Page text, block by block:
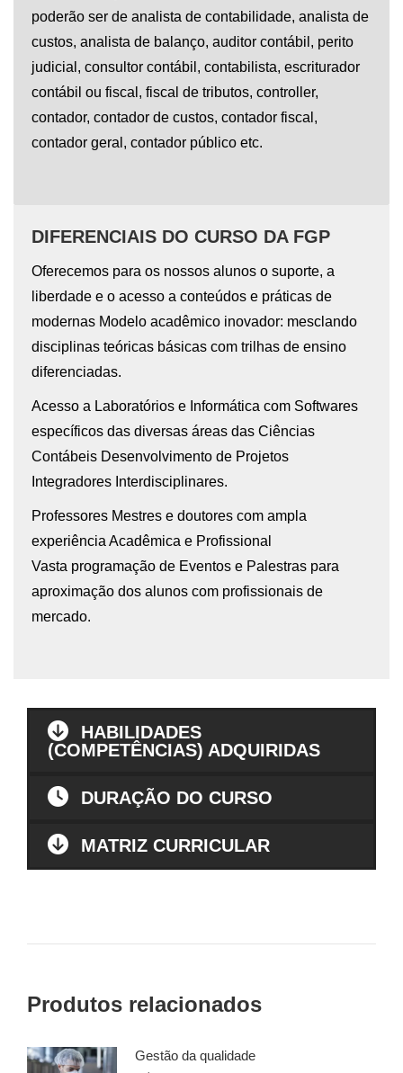
poderão ser de analista de contabilidade, analista de
custos, analista de balanço, auditor contábil, perito
judicial, consultor contábil, contabilista, escriturador
contábil ou fiscal, fiscal de tributos, controller,
contador, contador de custos, contador fiscal,
contador geral, contador público etc.
DIFERENCIAIS DO CURSO DA FGP
Oferecemos para os nossos alunos o suporte, a
liberdade e o acesso a conteúdos e práticas de
modernas Modelo acadêmico inovador: mesclando
disciplinas teóricas básicas com trilhas de ensino
diferenciadas.
Acesso a Laboratórios e Informática com Softwares
específicos das diversas áreas das Ciências
Contábeis Desenvolvimento de Projetos
Integradores Interdisciplinares.
Professores Mestres e doutores com ampla
experiência Acadêmica e Profissional
Vasta programação de Eventos e Palestras para
aproximação dos alunos com profissionais de
mercado.
HABILIDADES
(COMPETÊNCIAS) ADQUIRIDAS
DURAÇÃO DO CURSO
MATRIZ CURRICULAR
Produtos relacionados
Gestão da qualidade